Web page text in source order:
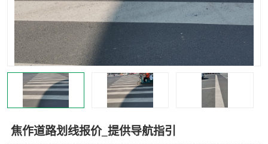
焦作道路划线报价_提供导航指引